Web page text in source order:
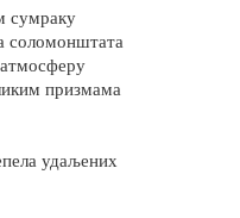
сумраку
соломонштата
призмама
удаљених